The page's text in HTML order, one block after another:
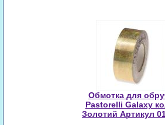
Обмотка для
Pastorelli Galaxy
Золотий Артикул